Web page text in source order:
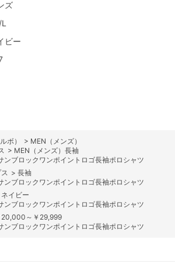
ズ
ビー
ボ） > MEN（メンズ）
> MEN（メンズ）長袖
ンブロックワンポイントロゴ長袖ポロシャツ
> 長袖
ンブロックワンポイントロゴ長袖ポロシャツ
ネイビー
ンブロックワンポイントロゴ長袖ポロシャツ
20,000～￥29,999
ンブロックワンポイントロゴ長袖ポロシャツ